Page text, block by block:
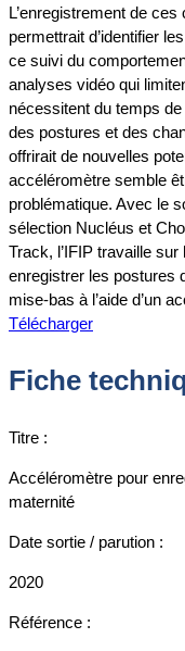
L’enregistrement de
permettrait d’identifier
ce suivi du
analyses vidéo qui
nécessitent du temps
des postures et des
offrirait de nouvelles
accéléromètre semble
problématique. Avec le
sélection Nucléus et
Track, l’IFIP travaille
enregistrer les postures
mise-bas à l’aide d’un
Télécharger
Fiche
Titre :
Accéléromètre pour
maternité
Date sortie / parution :
2020
Référence :